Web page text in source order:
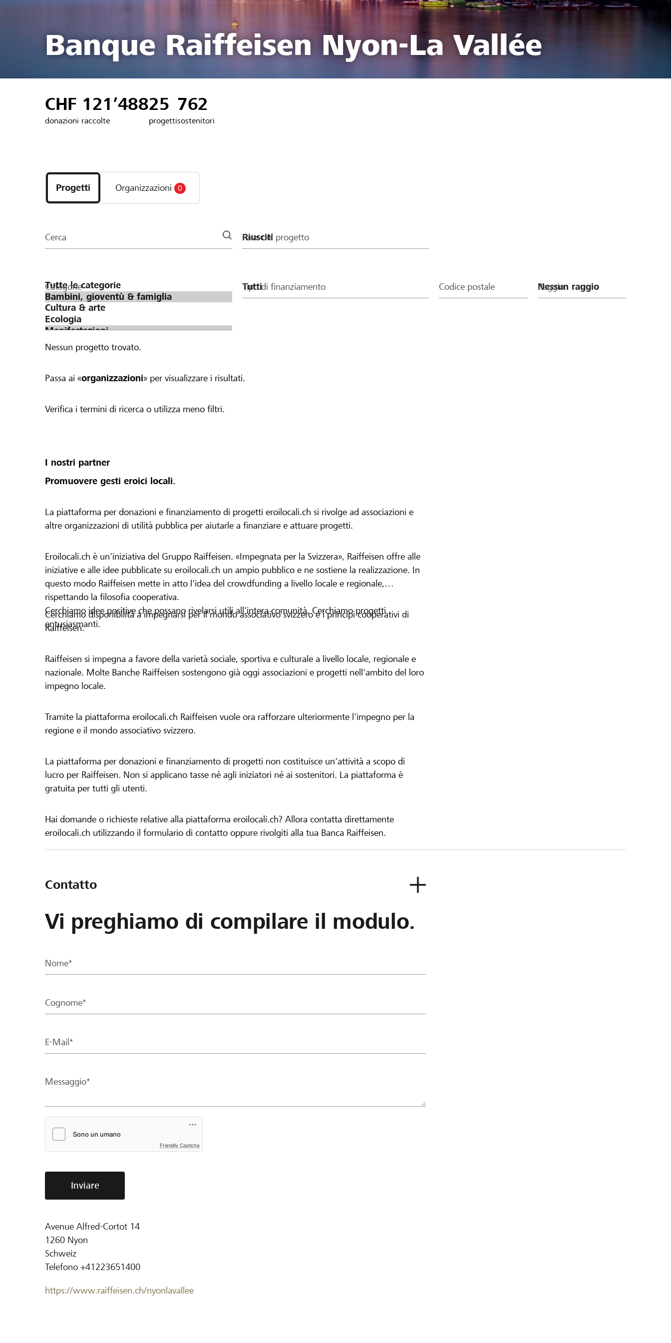
Banque Raiffeisen Nyon-La Vallée
CHF 121’488
donazioni raccolte
25
progetti
762
sostenitori
i
progetti
e
della
Progetti Organizzazioni 0
Cerca Fase del progetto
Categorie Tipo di finanziamento Codice postale Raggio
Nessun progetto trovato.
Passa ai «organizzazioni» per visualizzare i risultati.
Verifica i termini di ricerca o utilizza meno filtri.
I nostri partner
Promuovere gesti eroici locali.
La piattaforma per donazioni e finanziamento di progetti eroilocali.ch si rivolge ad associazioni e
altre organizzazioni di utilità pubblica per aiutarle a finanziare e attuare progetti.
Eroilocali.ch è un'iniziativa del Gruppo Raiffeisen. «Impegnata per la Svizzera», Raiffeisen offre alle
iniziative e alle idee pubblicate su eroilocali.ch un ampio pubblico e ne sostiene la realizzazione. In
questo modo Raiffeisen mette in atto l'idea del crowdfunding a livello locale e regionale,
rispettando la filosofia cooperativa.
Cerchiamo idee positive che possano rivelarsi utili all'intera comunità. Cerchiamo progetti
entusiasmanti.
Cerchiamo disponibilità a impegnarsi per il mondo associativo svizzero e i principi cooperativi di
Raiffeisen.
Raiffeisen si impegna a favore della varietà sociale, sportiva e culturale a livello locale, regionale e
nazionale. Molte Banche Raiffeisen sostengono già oggi associazioni e progetti nell'ambito del loro
impegno locale.
Tramite la piattaforma eroilocali.ch Raiffeisen vuole ora rafforzare ulteriormente l'impegno per la
regione e il mondo associativo svizzero.
La piattaforma per donazioni e finanziamento di progetti non costituisce un'attività a scopo di
lucro per Raiffeisen. Non si applicano tasse né agli iniziatori né ai sostenitori. La piattaforma è
gratuita per tutti gli utenti.
Hai domande o richieste relative alla piattaforma eroilocali.ch? Allora contatta direttamente
eroilocali.ch utilizzando il formulario di contatto oppure rivolgiti alla tua Banca Raiffeisen.
Contatto
Vi preghiamo di compilare il modulo.
Nome*
Cognome*
E-Mail*
Messaggio*
Friendly Captcha
Inviare
Avenue Alfred-Cortot 14
1260 Nyon
Schweiz
Telefono +41223651400
https://www.raiffeisen.ch/nyonlavallee